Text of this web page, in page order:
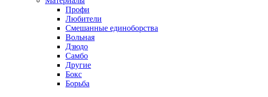
Профи
Любители
Смешанные единоборства
Вольная
Дзюдо
Самбо
Другие
Бокс
Борьба